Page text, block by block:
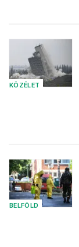
KÖZÉLET
BELFÖLD